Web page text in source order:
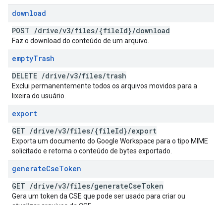
download
POST /drive/v3/files/{fileId}/download
Faz o download do conteúdo de um arquivo.
emptyTrash
DELETE /drive/v3/files/trash
Exclui permanentemente todos os arquivos movidos para a
lixeira do usuário.
export
GET /drive/v3/files/{fileId}/export
Exporta um documento do Google Workspace para o tipo MIME
solicitado e retorna o conteúdo de bytes exportado.
generateCseToken
GET /drive/v3/files/generateCseToken
Gera um token da CSE que pode ser usado para criar ou